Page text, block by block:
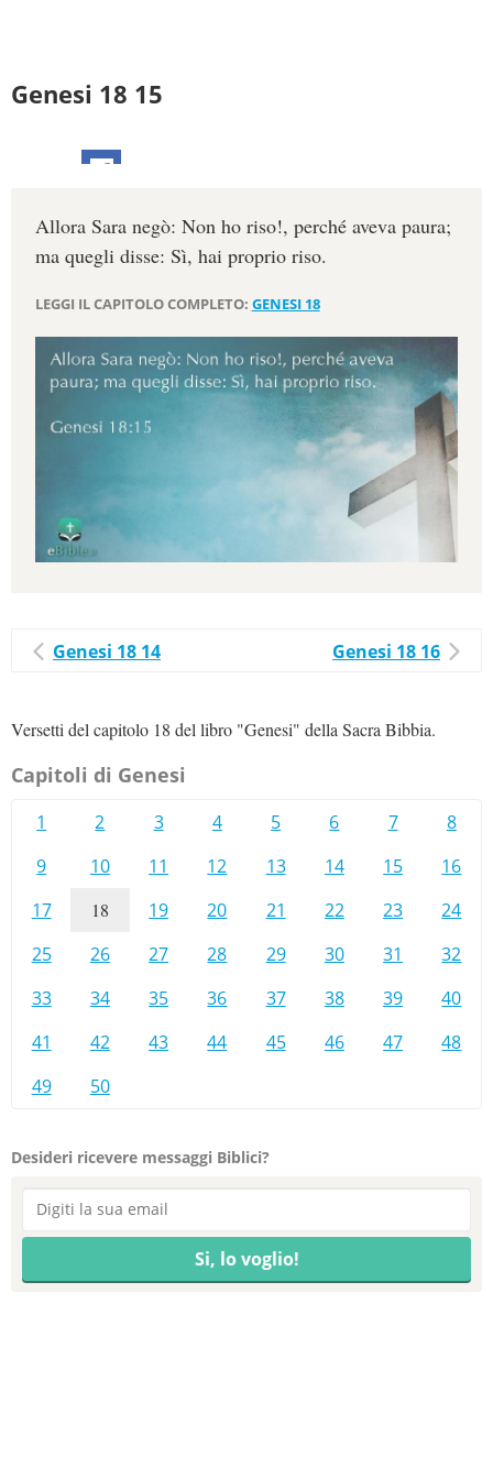
Genesi 18 15
Allora Sara negò: Non ho riso!, perché aveva paura;
ma quegli disse: Sì, hai proprio riso.
LEGGI IL CAPITOLO COMPLETO: GENESI 18
Genesi 18 14 Genesi 18 16
Versetti del capitolo 18 del libro "Genesi" della Sacra Bibbia.
Capitoli di Genesi
1 2 3 4 5 6 7
8
9
10 11 12 13 14 15
16
17
18 19 20 21 22 23
24
25
26 27 28 29 30 31
32
33
34 35 36 37 38 39
40
41
42 43 44 45 46 47
48
49
50
Desideri ricevere messaggi Biblici?